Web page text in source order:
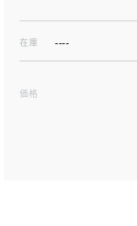
在庫 ----
価格